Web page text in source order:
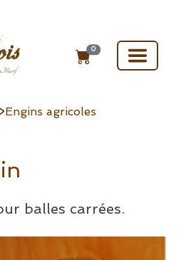
Toggle
0
>Engins agricoles
balles carrées.